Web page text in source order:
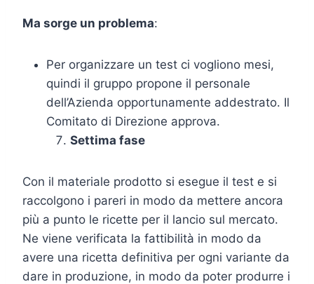
Ma sorge un problema:
Per organizzare un test ci vogliono mesi,
quindi il gruppo propone il personale
dell’Azienda opportunamente addestrato. Il
Comitato di Direzione approva.
Settima fase
Con il materiale prodotto si esegue il test e si
raccolgono i pareri in modo da mettere ancora
più a punto le ricette per il lancio sul mercato.
Ne viene verificata la fattibilità in modo da
avere una ricetta definitiva per ogni variante da
dare in produzione, in modo da poter produrre i